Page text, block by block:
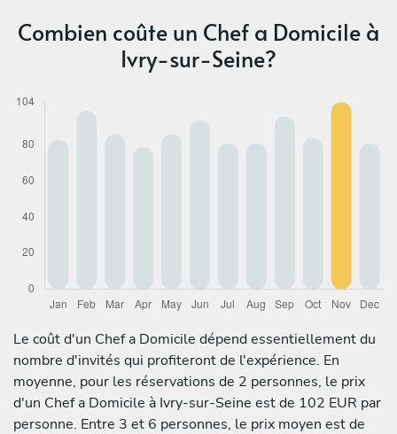
Combien coûte un Chef a Domicile à
Ivry-sur-Seine?
Le coût d'un Chef a Domicile dépend essentiellement du
nombre d'invités qui profiteront de l'expérience. En
moyenne, pour les réservations de 2 personnes, le prix
d'un Chef a Domicile à Ivry-sur-Seine est de 102 EUR par
personne. Entre 3 et 6 personnes, le prix moyen est de